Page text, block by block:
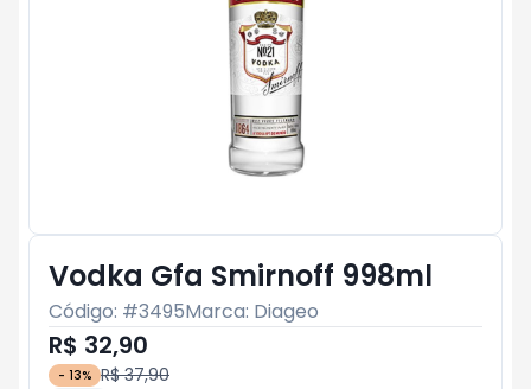
Vodka Gfa Smirnoff 998ml
Código: #3495Marca: Diageo
R$ 32,90
- 13% R$ 37,90